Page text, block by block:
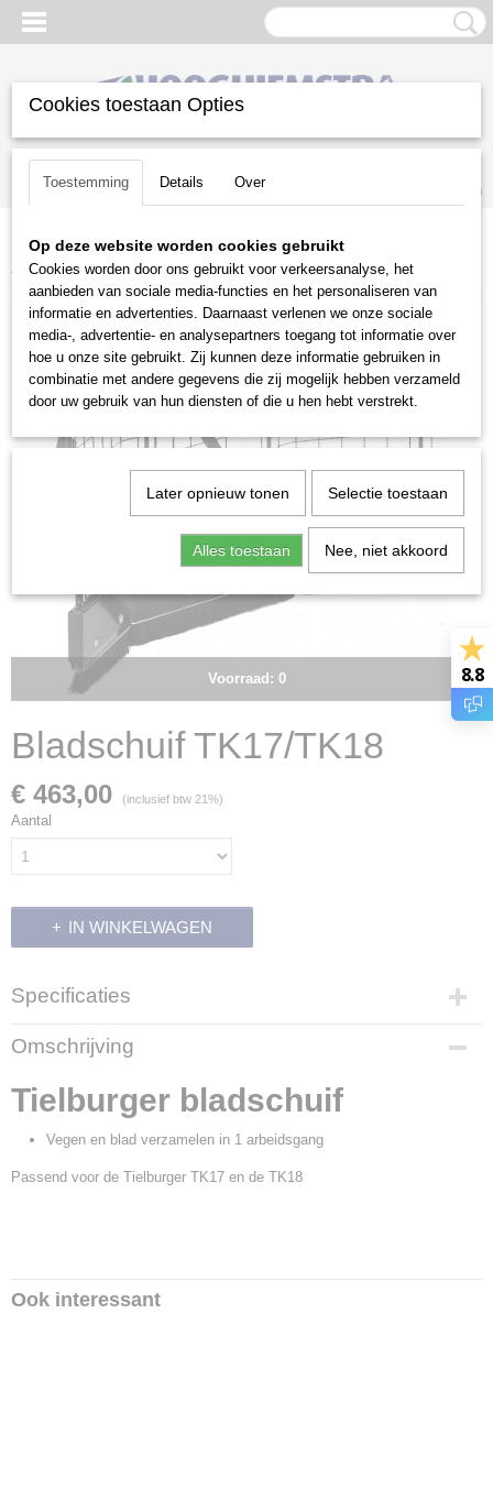
Inloggen Registreren
(0)
Home >Reiniging> Veegmachines>Tielburger>
toebehoren>Bladschuif TK17/TK18
Voorraad: 0
Bladschuif TK17/TK18
€ 463,00 (inclusief btw 21%)
Aantal
IN WINKELWAGEN
Specificaties
Productcode
AE-004-035TS
Productcode leverancier
AE-004-035TS
Omschrijving
Tielburger bladschuif
Vegen en blad verzamelen in 1 arbeidsgang
Passend voor de Tielburger TK17 en de TK18
Ook interessant
8.8
Cookies toestaan Opties
Toestemming Details Over
Op deze website worden cookies gebruikt
Cookies worden door ons gebruikt voor verkeersanalyse, het
aanbieden van sociale media-functies en het personaliseren van
informatie en advertenties. Daarnaast verlenen we onze sociale
media-, advertentie- en analysepartners toegang tot informatie over
hoe u onze site gebruikt. Zij kunnen deze informatie gebruiken in
combinatie met andere gegevens die zij mogelijk hebben verzameld
door uw gebruik van hun diensten of die u hen hebt verstrekt.
Later opnieuw tonen Selectie toestaan
Alles toestaan Nee, niet akkoord